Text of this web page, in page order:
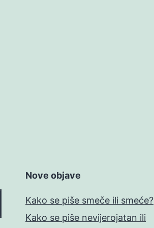
Nove objave
Kako se piše smeče ili smeće?
Kako se piše nevijerojatan ili